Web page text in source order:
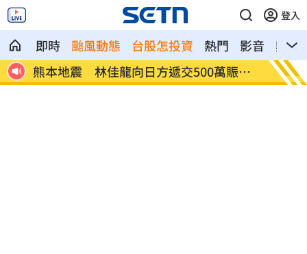
登入
即時 颱風動態 台股怎投資 熱門 影音
熱搜
新北小小學童消防夏令營 讓學童擬真體
驗
白海
動